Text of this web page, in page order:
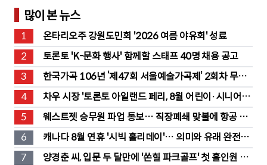
많이 본 뉴스
1
온타리오주 강원도민회 '2026 여름 야유회' 성료
2
토론토 'K-문화 행사' 함께할 스태프 40명 채용 공고
3
한국가곡 106년 ‘제47회 서울예술가곡제’ 2회차 무대
성황
4
차우 시장 '토론토 아일랜드 페리, 8월 어린이·시니어 무
료' 발표
5
웨스트젯 승무원 파업 통보… 직장폐쇄 맞불에 항공 대
란
6
캐나다 8월 연휴 '시빅 홀리데이'… 의미와 유래 완전정
리
7
양경춘 씨, 입문 두 달만에 '쏜힐 파크골프' 첫 홀인원 주